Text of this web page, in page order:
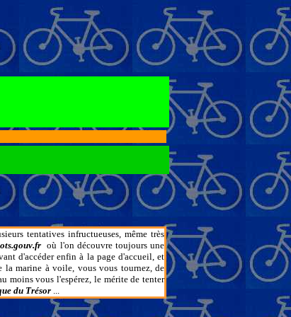
tentatives infructueuses, même très
où l'on découvre toujours une
d'accéder enfin à la page d'accueil, et
la marine à voile, vous vous tournez, de
moins vous l'espérez, le mérite de tenter
du Trésor ...